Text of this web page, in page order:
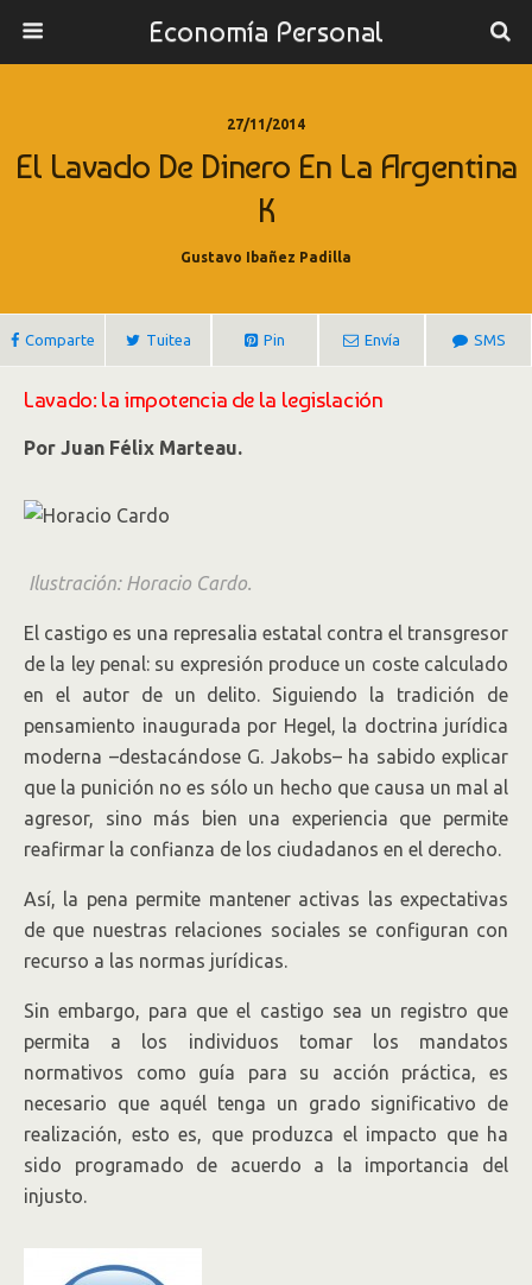
Economía Personal
27/11/2014
El Lavado De Dinero En La Argentina
K
Gustavo Ibañez Padilla
Comparte Tuitea Pin Envía SMS
Lavado: la impotencia de la legislación
Por Juan Félix Marteau.
Ilustración: Horacio Cardo.
El castigo es una represalia estatal contra el transgresor
de la ley penal: su expresión produce un coste calculado
en el autor de un delito. Siguiendo la tradición de
pensamiento inaugurada por Hegel, la doctrina jurídica
moderna –destacándose G. Jakobs– ha sabido explicar
que la punición no es sólo un hecho que causa un mal al
agresor, sino más bien una experiencia que permite
reafirmar la confianza de los ciudadanos en el derecho.
Así, la pena permite mantener activas las expectativas
de que nuestras relaciones sociales se configuran con
recurso a las normas jurídicas.
Sin embargo, para que el castigo sea un registro que
permita a los individuos tomar los mandatos
normativos como guía para su acción práctica, es
necesario que aquél tenga un grado significativo de
realización, esto es, que produzca el impacto que ha
sido programado de acuerdo a la importancia del
injusto.